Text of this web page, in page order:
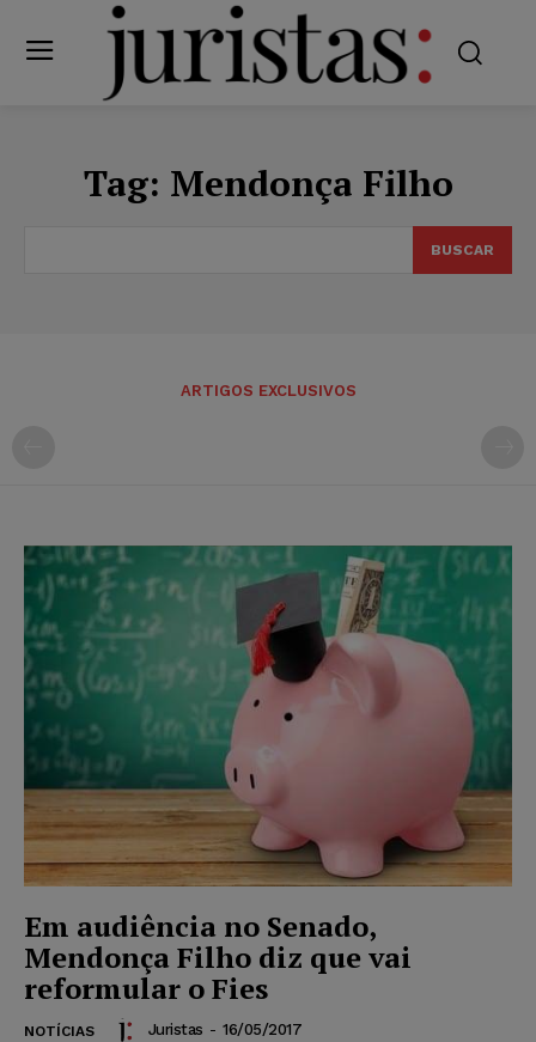
Tag: Mendonça Filho
BUSCAR
ARTIGOS EXCLUSIVOS
Em audiência no Senado,
Mendonça Filho diz que vai
reformular o Fies
NOTÍCIAS Juristas - 16/05/2017